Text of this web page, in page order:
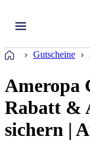
Startseite
Gutscheine
Ameropa
Rabatt &
sichern |